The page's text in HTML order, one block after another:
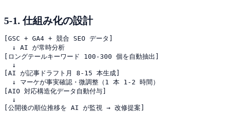
5-1. 仕組み化の設計
[GSC + GA4 + 競合 SEO データ]
  ↓ AI が常時分析
[ロングテールキーワード 100-300 個を自動抽出]
  ↓
[AI が記事ドラフト月 8-15 本生成]
  ↓ マーケが事実確認・微調整（1 本 1-2 時間）
[AIO 対応構造化データ自動付与]
  ↓